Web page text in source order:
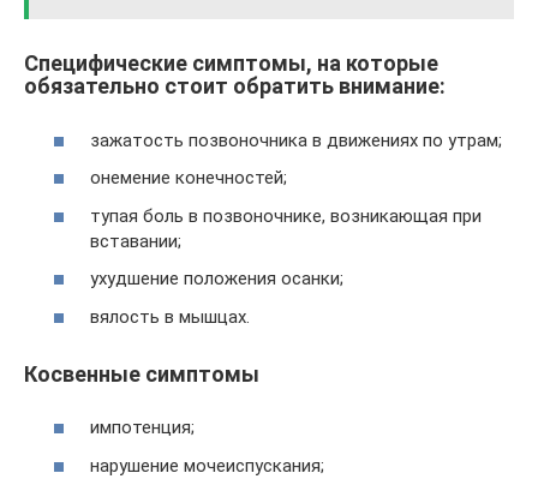
Специфические симптомы, на которые
обязательно стоит обратить внимание:
зажатость позвоночника в движениях по утрам;
онемение конечностей;
тупая боль в позвоночнике, возникающая при
вставании;
ухудшение положения осанки;
вялость в мышцах.
Косвенные симптомы
импотенция;
нарушение мочеиспускания;